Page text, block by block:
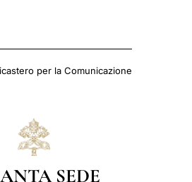
per la Comunicazione
SEDE